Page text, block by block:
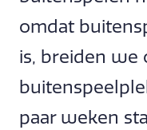
omdat
is, breiden we
paar weken